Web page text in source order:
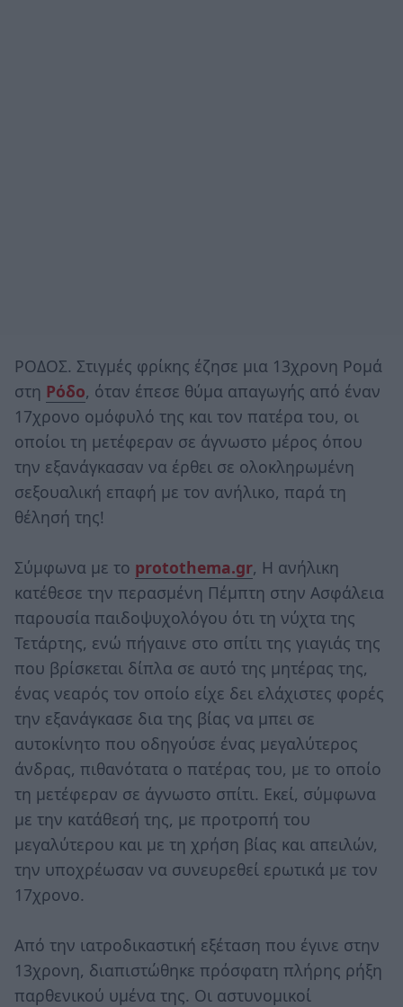
ΡΟΔΟΣ. Στιγμές φρίκης έζησε μια 13χρονη Ρομά
στη Ρόδο, όταν έπεσε θύμα απαγωγής από έναν
17χρονο ομόφυλό της και τον πατέρα του, οι
οποίοι τη μετέφεραν σε άγνωστο μέρος όπου
την εξανάγκασαν να έρθει σε ολοκληρωμένη
σεξουαλική επαφή με τον ανήλικο, παρά τη
θέλησή της!
Σύμφωνα με το protothema.gr, Η ανήλικη
κατέθεσε την περασμένη Πέμπτη στην Ασφάλεια
παρουσία παιδοψυχολόγου ότι τη νύχτα της
Τετάρτης, ενώ πήγαινε στο σπίτι της γιαγιάς της
που βρίσκεται δίπλα σε αυτό της μητέρας της,
ένας νεαρός τον οποίο είχε δει ελάχιστες φορές
την εξανάγκασε δια της βίας να μπει σε
αυτοκίνητο που οδηγούσε ένας μεγαλύτερος
άνδρας, πιθανότατα ο πατέρας του, με το οποίο
τη μετέφεραν σε άγνωστο σπίτι. Εκεί, σύμφωνα
με την κατάθεσή της, με προτροπή του
μεγαλύτερου και με τη χρήση βίας και απειλών,
την υποχρέωσαν να συνευρεθεί ερωτικά με τον
17χρονο.
Από την ιατροδικαστική εξέταση που έγινε στην
13χρονη, διαπιστώθηκε πρόσφατη πλήρης ρήξη
παρθενικού υμένα της. Οι αστυνομικοί